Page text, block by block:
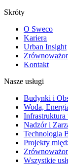
Skróty
O Sweco
Kariera
Urban Insight
Kontakt
Nasze usługi
Budynki i
Woda,
Infrastruktura
Nadzór i
Technologia
Projekty
Wszystkie